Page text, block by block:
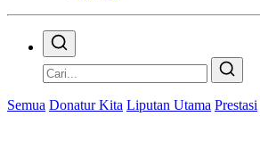
Semua Donatur Kita Liputan Utama Prestasi